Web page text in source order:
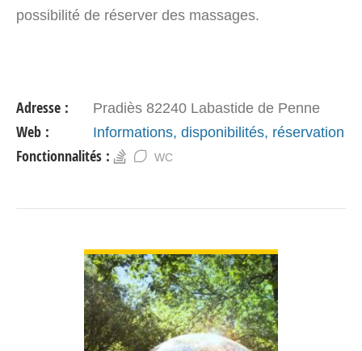
possibilité de réserver des massages.
Adresse : Pradiès 82240 Labastide de Penne
Web : Informations, disponibilités, réservation
Fonctionnalités : WC